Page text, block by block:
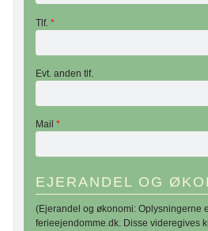
Tlf. *
Evt. anden tlf.
Mail *
EJERANDEL OG
(Ejerandel og økonomi: Oplysningerne
ferieejendomme.dk. Disse videregives